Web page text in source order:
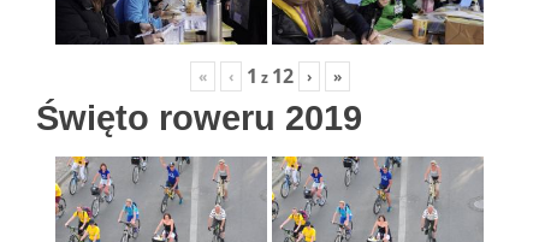
« ‹ 1 z 12 › »
Święto roweru 2019